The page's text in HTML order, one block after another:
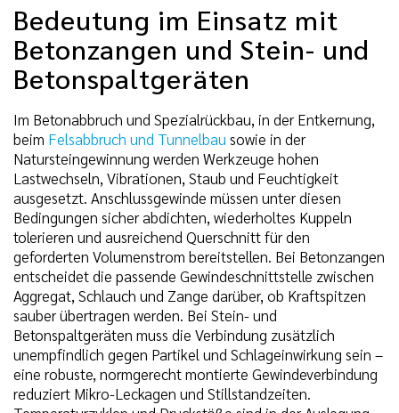
Bedeutung im Einsatz mit
Betonzangen und Stein- und
Betonspaltgeräten
Im Betonabbruch und Spezialrückbau, in der Entkernung,
beim Felsabbruch und Tunnelbau sowie in der
Natursteingewinnung werden Werkzeuge hohen
Lastwechseln, Vibrationen, Staub und Feuchtigkeit
ausgesetzt. Anschlussgewinde müssen unter diesen
Bedingungen sicher abdichten, wiederholtes Kuppeln
tolerieren und ausreichend Querschnitt für den
geforderten Volumenstrom bereitstellen. Bei Betonzangen
entscheidet die passende Gewindeschnittstelle zwischen
Aggregat, Schlauch und Zange darüber, ob Kraftspitzen
sauber übertragen werden. Bei Stein- und
Betonspaltgeräten muss die Verbindung zusätzlich
unempfindlich gegen Partikel und Schlageinwirkung sein –
eine robuste, normgerecht montierte Gewindeverbindung
reduziert Mikro-Leckagen und Stillstandzeiten.